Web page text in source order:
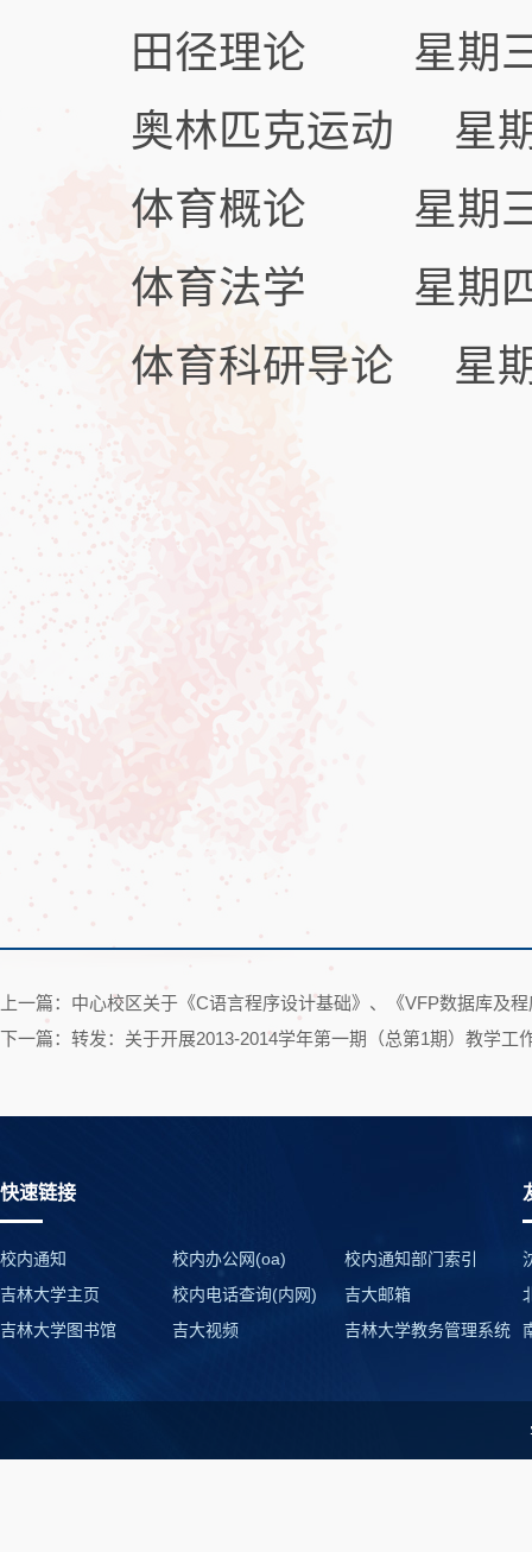
田径理论 星期三
奥林匹克运动 星期
体育概论 星期三
体育法学 星期四
体育科研导论 星期
上一篇：中心校区关于《C语言程序设计基础》、《VFP数据库及
下一篇：转发：关于开展2013-2014学年第一期（总第1期）教学工
快速链接
校内通知 校内办公网(oa)
校内通知部门索引
吉林大学主页
校内电话查询(内网)
吉大邮箱
吉林大学图书馆
吉大视频 吉林大学教务管理系统